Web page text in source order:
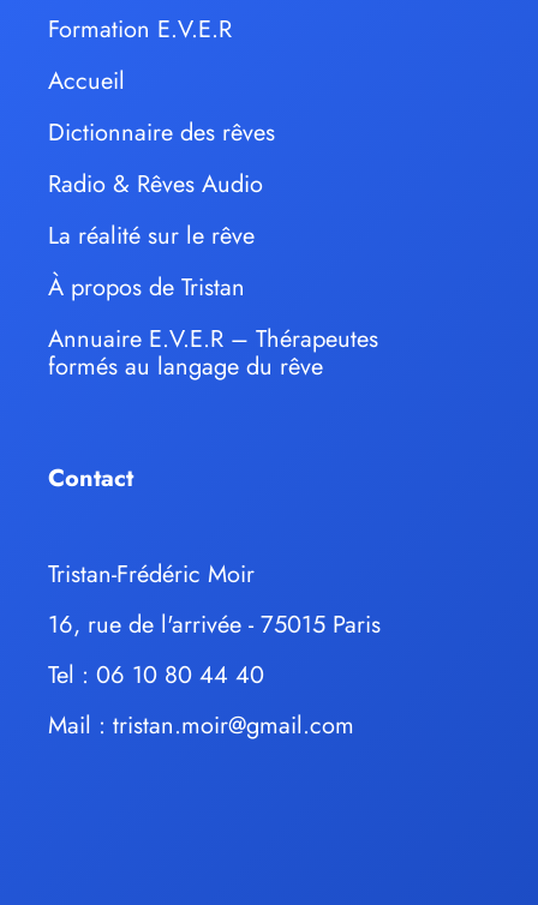
Formation E.V.E.R
Accueil
Dictionnaire des rêves
Radio & Rêves Audio
La réalité sur le rêve
À propos de Tristan
Annuaire E.V.E.R – Thérapeutes
formés au langage du rêve
Contact
Tristan-Frédéric Moir
16, rue de l'arrivée - 75015 Paris
Tel : 06 10 80 44 40
Mail : tristan.moir@gmail.com